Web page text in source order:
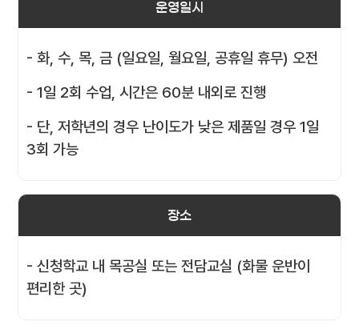
운영일시
- 화, 수, 목, 금 (일요일, 월요일, 공휴일 휴무) 오전
- 1일 2회 수업, 시간은 60분 내외로 진행
- 단, 저학년의 경우 난이도가 낮은 제품일 경우 1일
3회 가능
장소
- 신청학교 내 목공실 또는 전담교실 (화물 운반이
편리한 곳)